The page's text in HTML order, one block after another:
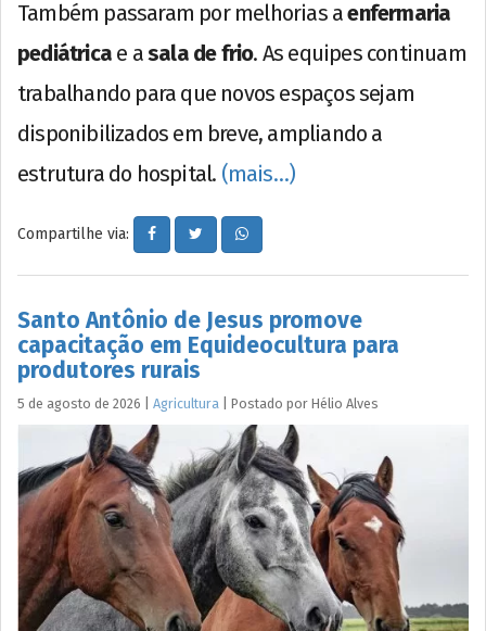
Também passaram por melhorias aenfermaria
pediátrica e asala de frio. As equipes continuam
trabalhando para que novos espaços sejam
disponibilizados em breve, ampliando a
estrutura do hospital. (mais…)
Compartilhe via:
Santo Antônio de Jesus promove
capacitação em Equideocultura para
produtores rurais
5 de agosto de 2026 Agricultura Postado por Hélio Alves